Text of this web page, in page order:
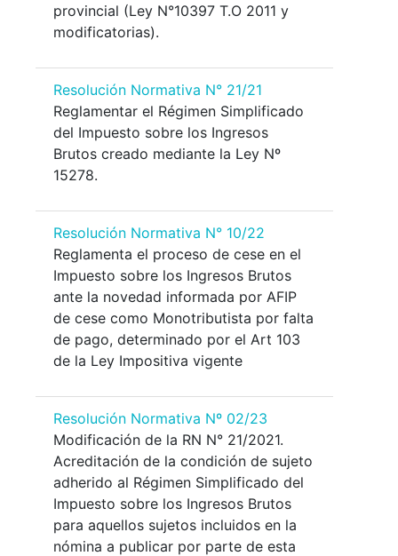
provincial (Ley N°10397 T.O 2011 y
modificatorias).
Resolución Normativa N° 21/21
Reglamentar el Régimen Simplificado
del Impuesto sobre los Ingresos
Brutos creado mediante la Ley Nº
15278.
Resolución Normativa N° 10/22
Reglamenta el proceso de cese en el
Impuesto sobre los Ingresos Brutos
ante la novedad informada por AFIP
de cese como Monotributista por falta
de pago, determinado por el Art 103
de la Ley Impositiva vigente
Resolución Normativa Nº 02/23
Modificación de la RN N° 21/2021.
Acreditación de la condición de sujeto
adherido al Régimen Simplificado del
Impuesto sobre los Ingresos Brutos
para aquellos sujetos incluidos en la
nómina a publicar por parte de esta